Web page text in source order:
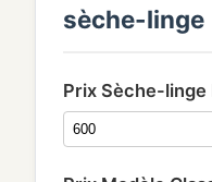
sèche-linge
Prix Sèche-linge